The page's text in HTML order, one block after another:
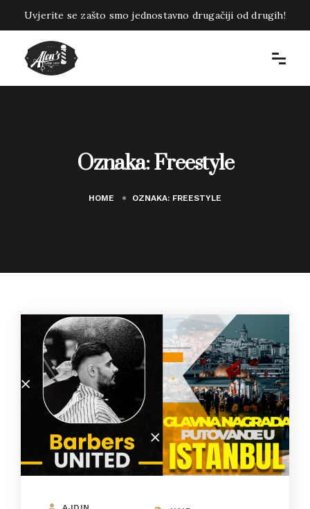
Uvjerite se zašto smo jednostavno drugačiji od drugih!
Oznaka:Freestyle
HOME OZNAKA: FREESTYLE